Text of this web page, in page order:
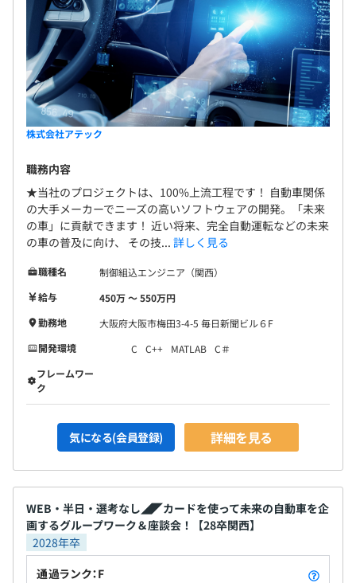
株式会社アテック
職務内容
★当社のプロジェクトは、100%上流工程です！ 自動車関係
の大手メーカーでニーズの高いソフトウェアの開発。「未来
の車」に貢献できます！ 近い将来、完全自動運転などの未来
の車の普及に向け、 その技... 詳しく見る
職種名
制御組込エンジニア（関西）
給与
450万 〜 550万円
勤務地
大阪府大阪市梅田3-4-5 毎日新聞ビル６F
開発環境
C C++ MATLAB C＃
フレームワー
ク
気になる(会員登録) 詳細を見る
WEB・半日・選考なし◢◤カードを使って未来の自動車を企
画するグループワーク＆座談会！【28卒関西】
2028年卒
通過ランク：F